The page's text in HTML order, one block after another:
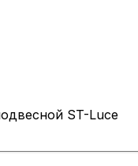
ST-Luce